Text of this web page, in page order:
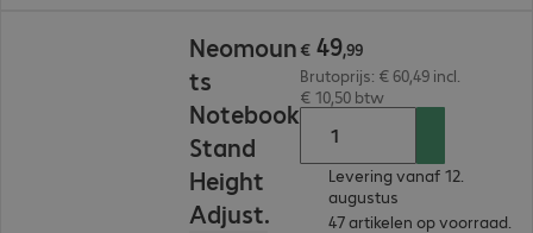
Neomoun
ts
Notebook
Stand
Height
Adjust.
€ 49,99
Brutoprijs: € 60,49 incl.
€ 10,50 btw
Levering vanaf 12.
augustus
47 artikelen op voorraad.